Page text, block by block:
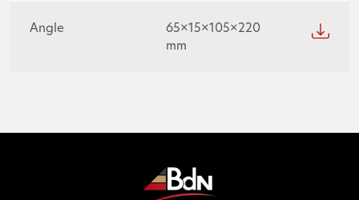
Angle
65×15×105×220
mm